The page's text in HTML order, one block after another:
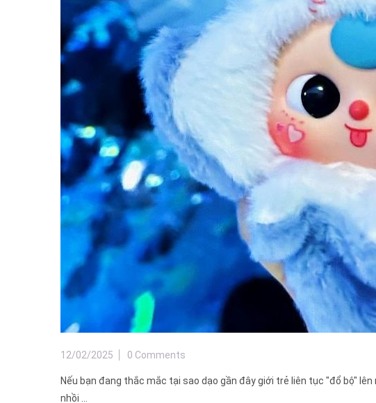
12/02/2025 0 Comments
Nếu bạn đang thắc mắc tại sao dạo gần đây giới trẻ liên tục "đổ bộ"
nhồi ...